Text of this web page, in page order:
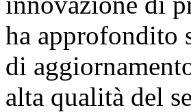
ha approfondito
di
alta qualità del